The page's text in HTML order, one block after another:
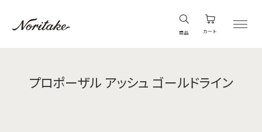
商品 カート
プロポーザル アッシュ ゴールドライン